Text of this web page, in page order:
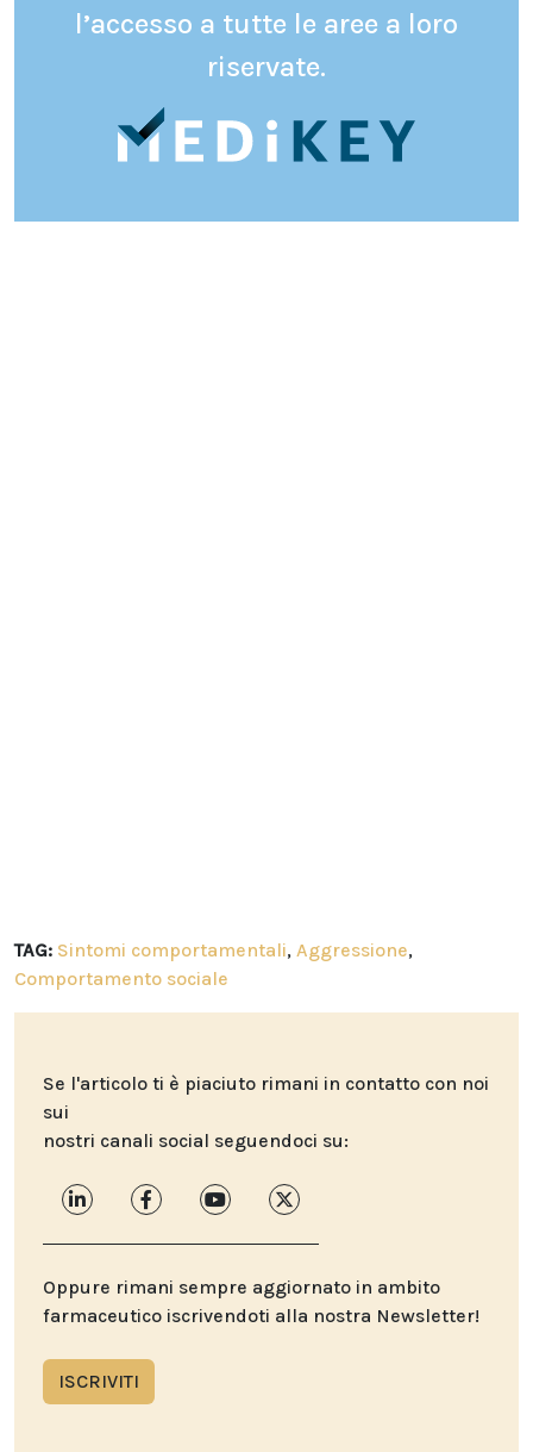
l’accesso a tutte le aree a loro
riservate.
TAG: Sintomi comportamentali, Aggressione,
Comportamento sociale
Se l'articolo ti è piaciuto rimani in contatto con noi
sui
nostri canali social seguendoci su:
Oppure rimani sempre aggiornato in ambito
farmaceutico iscrivendoti alla nostra Newsletter!
ISCRIVITI